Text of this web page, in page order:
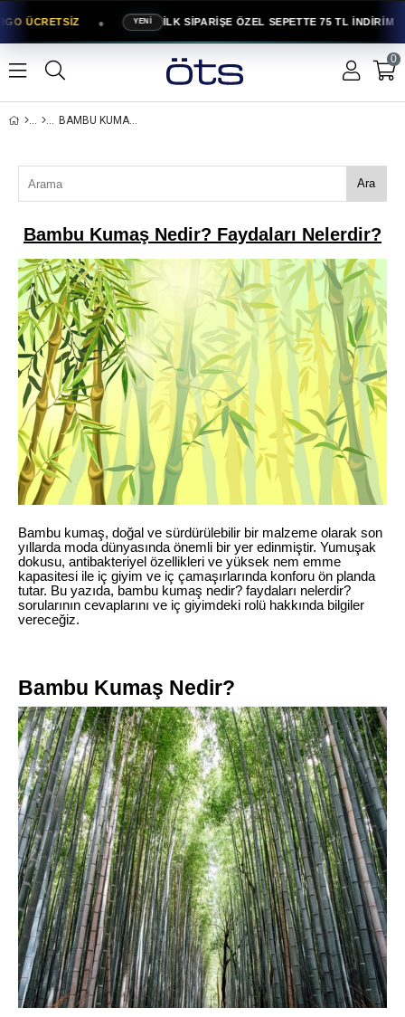
ÜCRETSİZ ● YENİ İLK SİPARİŞE ÖZEL SEPETTE 75 TL İNDİRİM
0
BAMBU KUMAŞ NEDIR? FAYDALARI NELERDIR?
Ara
Bambu Kumaş Nedir? Faydaları Nelerdir?
Bambu kumaş, doğal ve sürdürülebilir bir malzeme olarak son
yıllarda moda dünyasında önemli bir yer edinmiştir. Yumuşak
dokusu, antibakteriyel özellikleri ve yüksek nem emme
kapasitesi ile iç giyim ve iç çamaşırlarında konforu ön planda
tutar. Bu yazıda, bambu kumaş nedir? faydaları nelerdir?
sorularının cevaplarını ve iç giyimdeki rolü hakkında bilgiler
vereceğiz.
Bambu Kumaş Nedir?